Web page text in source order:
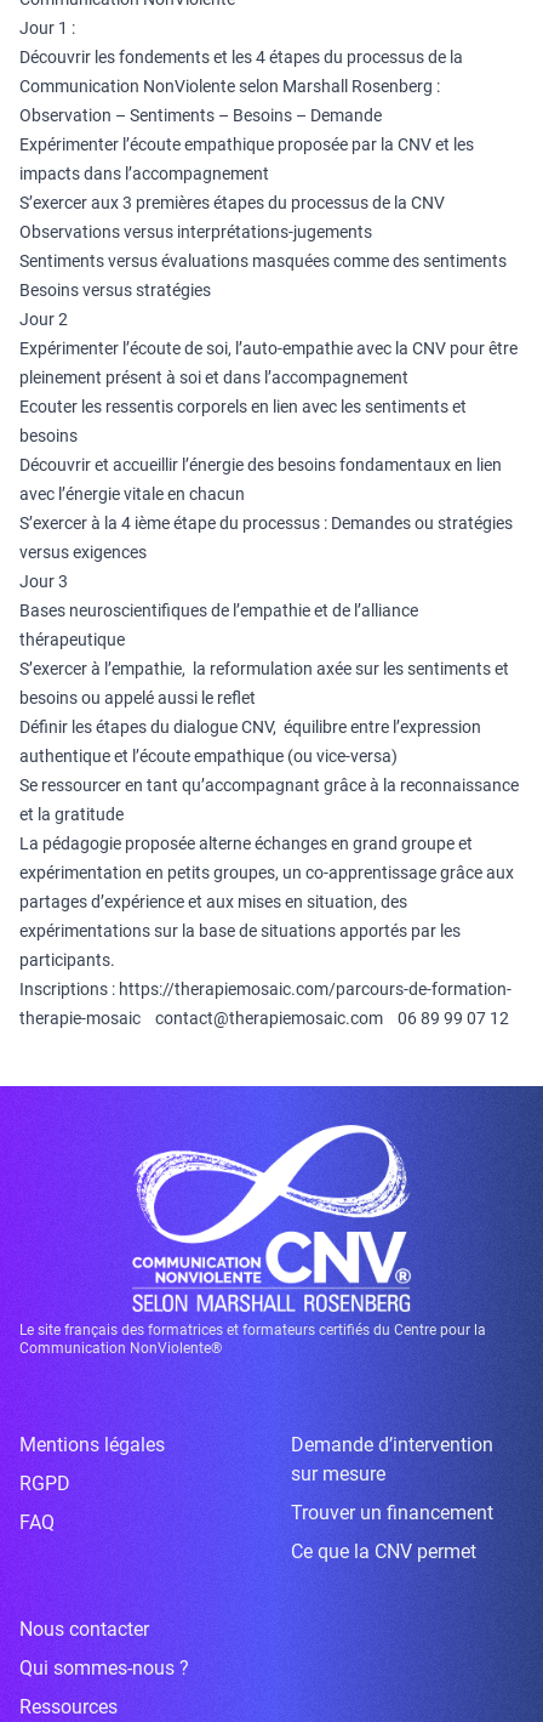
Jour 1 :
Découvrir les fondements et les 4 étapes du processus de la
Communication NonViolente selon Marshall Rosenberg :
Observation – Sentiments – Besoins – Demande
Expérimenter l’écoute empathique proposée par la CNV et les
impacts dans l’accompagnement
S’exercer aux 3 premières étapes du processus de la CNV
Observations versus interprétations-jugements
Sentiments versus évaluations masquées comme des sentiments
Besoins versus stratégies
Jour 2
Expérimenter l’écoute de soi, l’auto-empathie avec la CNV pour être
pleinement présent à soi et dans l’accompagnement
Ecouter les ressentis corporels en lien avec les sentiments et
besoins
Découvrir et accueillir l’énergie des besoins fondamentaux en lien
avec l’énergie vitale en chacun
S’exercer à la 4 ième étape du processus : Demandes ou stratégies
versus exigences
Jour 3
Bases neuroscientifiques de l’empathie et de l’alliance
thérapeutique
S’exercer à l’empathie, la reformulation axée sur les sentiments et
besoins ou appelé aussi le reflet
Définir les étapes du dialogue CNV, équilibre entre l’expression
authentique et l’écoute empathique (ou vice-versa)
Se ressourcer en tant qu’accompagnant grâce à la reconnaissance
et la gratitude
La pédagogie proposée alterne échanges en grand groupe et
expérimentation en petits groupes, un co-apprentissage grâce aux
partages d’expérience et aux mises en situation, des
expérimentations sur la base de situations apportés par les
participants.
Inscriptions : https://therapiemosaic.com/parcours-de-formation-
therapie-mosaic contact@therapiemosaic.com 06 89 99 07 12
Le site français des formatrices et formateurs certifiés du Centre pour la
Communication NonViolente®
Mentions légales
RGPD
FAQ
Demande d’intervention
sur mesure
Trouver un financement
Ce que la CNV permet
Nous contacter
Qui sommes-nous ?
Ressources